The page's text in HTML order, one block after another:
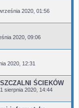
2020, 01:56
2020, 09:06
2020, 12:31
ŚCIEKÓW
sierpnia 2020, 14:44